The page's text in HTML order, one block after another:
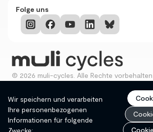
Folge uns
© 2026 muli-cycles. Alle Rechte vorbehalten
Wir speichern und verarbeiten
Ihre personenbezogenen
Informationen für folgende
Zwecke: